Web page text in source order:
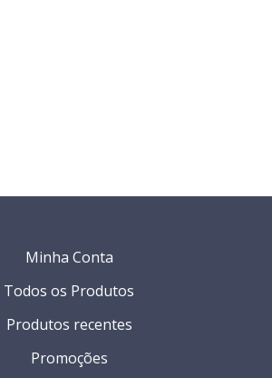
Minha Conta
Todos os Produtos
Produtos recentes
Promoções